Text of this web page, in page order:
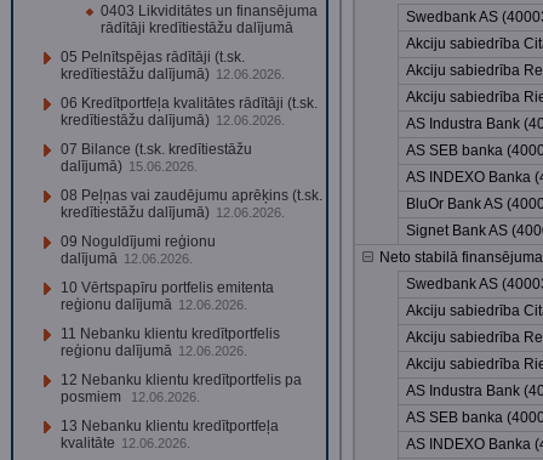
0403 Likviditātes un finansējuma
rādītāji kredītiestāžu dalījumā
05 Pelnītspējas rādītāji (t.sk.
kredītiestāžu dalījumā) 12.06.2026.
06 Kredītportfeļa kvalitātes rādītāji (t.sk.
kredītiestāžu dalījumā) 12.06.2026.
07 Bilance (t.sk. kredītiestāžu
dalījumā) 15.06.2026.
08 Peļņas vai zaudējumu aprēķins (t.sk.
kredītiestāžu dalījumā) 12.06.2026.
09 Noguldījumi reģionu
dalījumā 12.06.2026.
10 Vērtspapīru portfelis emitenta
reģionu dalījumā 12.06.2026.
11 Nebanku klientu kredītportfelis
reģionu dalījumā 12.06.2026.
12 Nebanku klientu kredītportfelis pa
posmiem
12.06.2026.
13 Nebanku klientu kredītportfeļa
kvalitāte 12.06.2026.
Swedbank AS
Akciju sabiedrība
Akciju sabiedrība
Akciju sabiedrība
AS Industra Bank
AS SEB banka
AS INDEXO Banka
BluOr Bank AS
Signet Bank AS
Neto stabilā
Swedbank AS
Akciju sabiedrība
Akciju sabiedrība
Akciju sabiedrība
AS Industra Bank
AS SEB banka
AS INDEXO Banka